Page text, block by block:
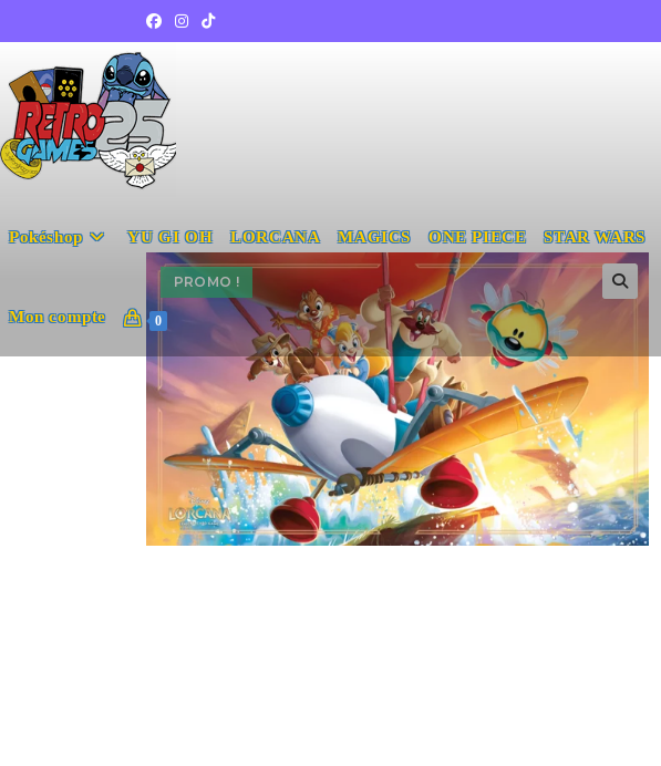
Pokéshop YU GI OH LORCANA MAGICS ONE PIECE STAR WARS
Mon compte 0
PROMO !